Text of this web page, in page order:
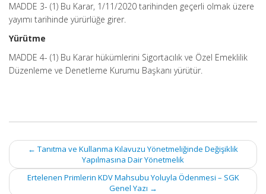
MADDE 3- (1) Bu Karar, 1/11/2020 tarihinden geçerli olmak üzere
yayımı tarihinde yürürlüğe girer.
Yürütme
MADDE 4- (1) Bu Karar hükümlerini Sigortacılık ve Özel Emeklilik
Düzenleme ve Denetleme Kurumu Başkanı yürütür.
Post
navigation
← Tanıtma ve Kullanma Kılavuzu Yönetmeliğinde Değişiklik
Yapılmasına Dair Yönetmelik
Ertelenen Primlerin KDV Mahsubu Yoluyla Ödenmesi – SGK
Genel Yazı →